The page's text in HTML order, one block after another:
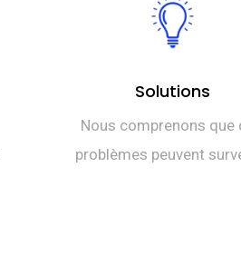
Solutions
Nous comprenons que
problèmes peuvent